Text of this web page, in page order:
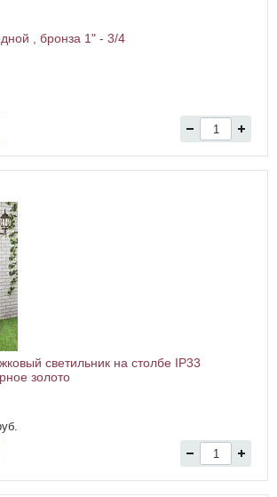
, бронза 1" - 3/4
светильник на столбе IP33
золото